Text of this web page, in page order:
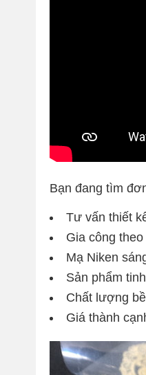
Bạn đang tìm
Tư vấn thiết
Gia công
Mạ Niken
Sản phẩm
Chất lượng
Giá thành